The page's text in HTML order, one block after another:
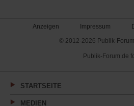
Anzeigen Impressum
© 2012-2026 Publik-
Publik-Forum.de
STARTSEITE
MEDIEN